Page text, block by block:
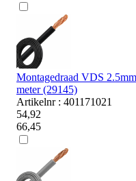
Montagedraad VDS
meter (29145)
Artikelnr : 401171021
54,92
66,45